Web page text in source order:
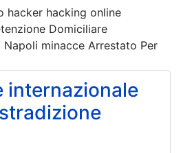
hacker hacking online
Domiciliare
minacce Arrestato Per
internazionale